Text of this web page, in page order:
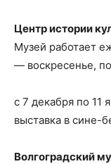
Центр истории
Музей работает
— воскресенье,
с 7 декабря по 11
выставка в сине-
Волгоградский